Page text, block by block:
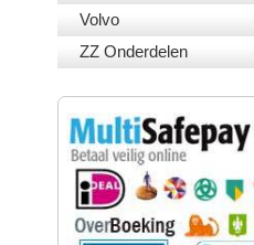
Volvo
ZZ Onderdelen